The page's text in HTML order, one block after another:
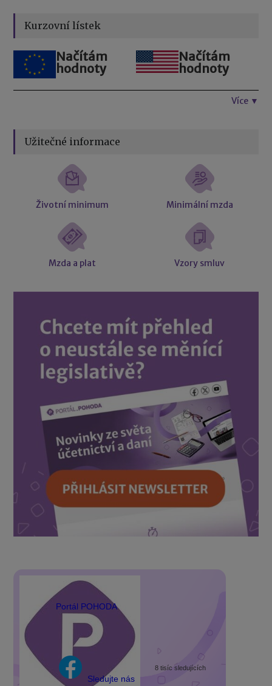
Kurzovní lístek
Načítám
hodnoty
Načítám
hodnoty
Více ▼
Užitečné informace
Životní minimum Minimální mzda
Mzda a plat Vzory smluv
Portál POHODA
Sledujte nás
8 tisíc sledujících